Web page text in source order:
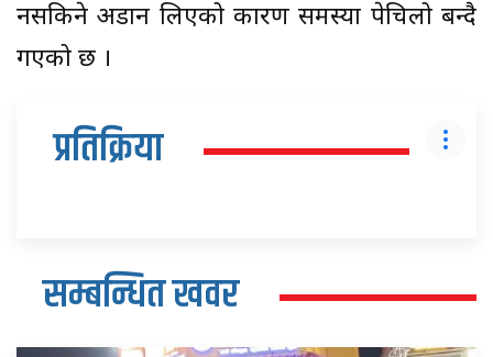
नसकिने अडान लिएको कारण समस्या पेचिलो बन्दै
गएको छ ।
प्रतिक्रिया
सम्बन्धित खवर